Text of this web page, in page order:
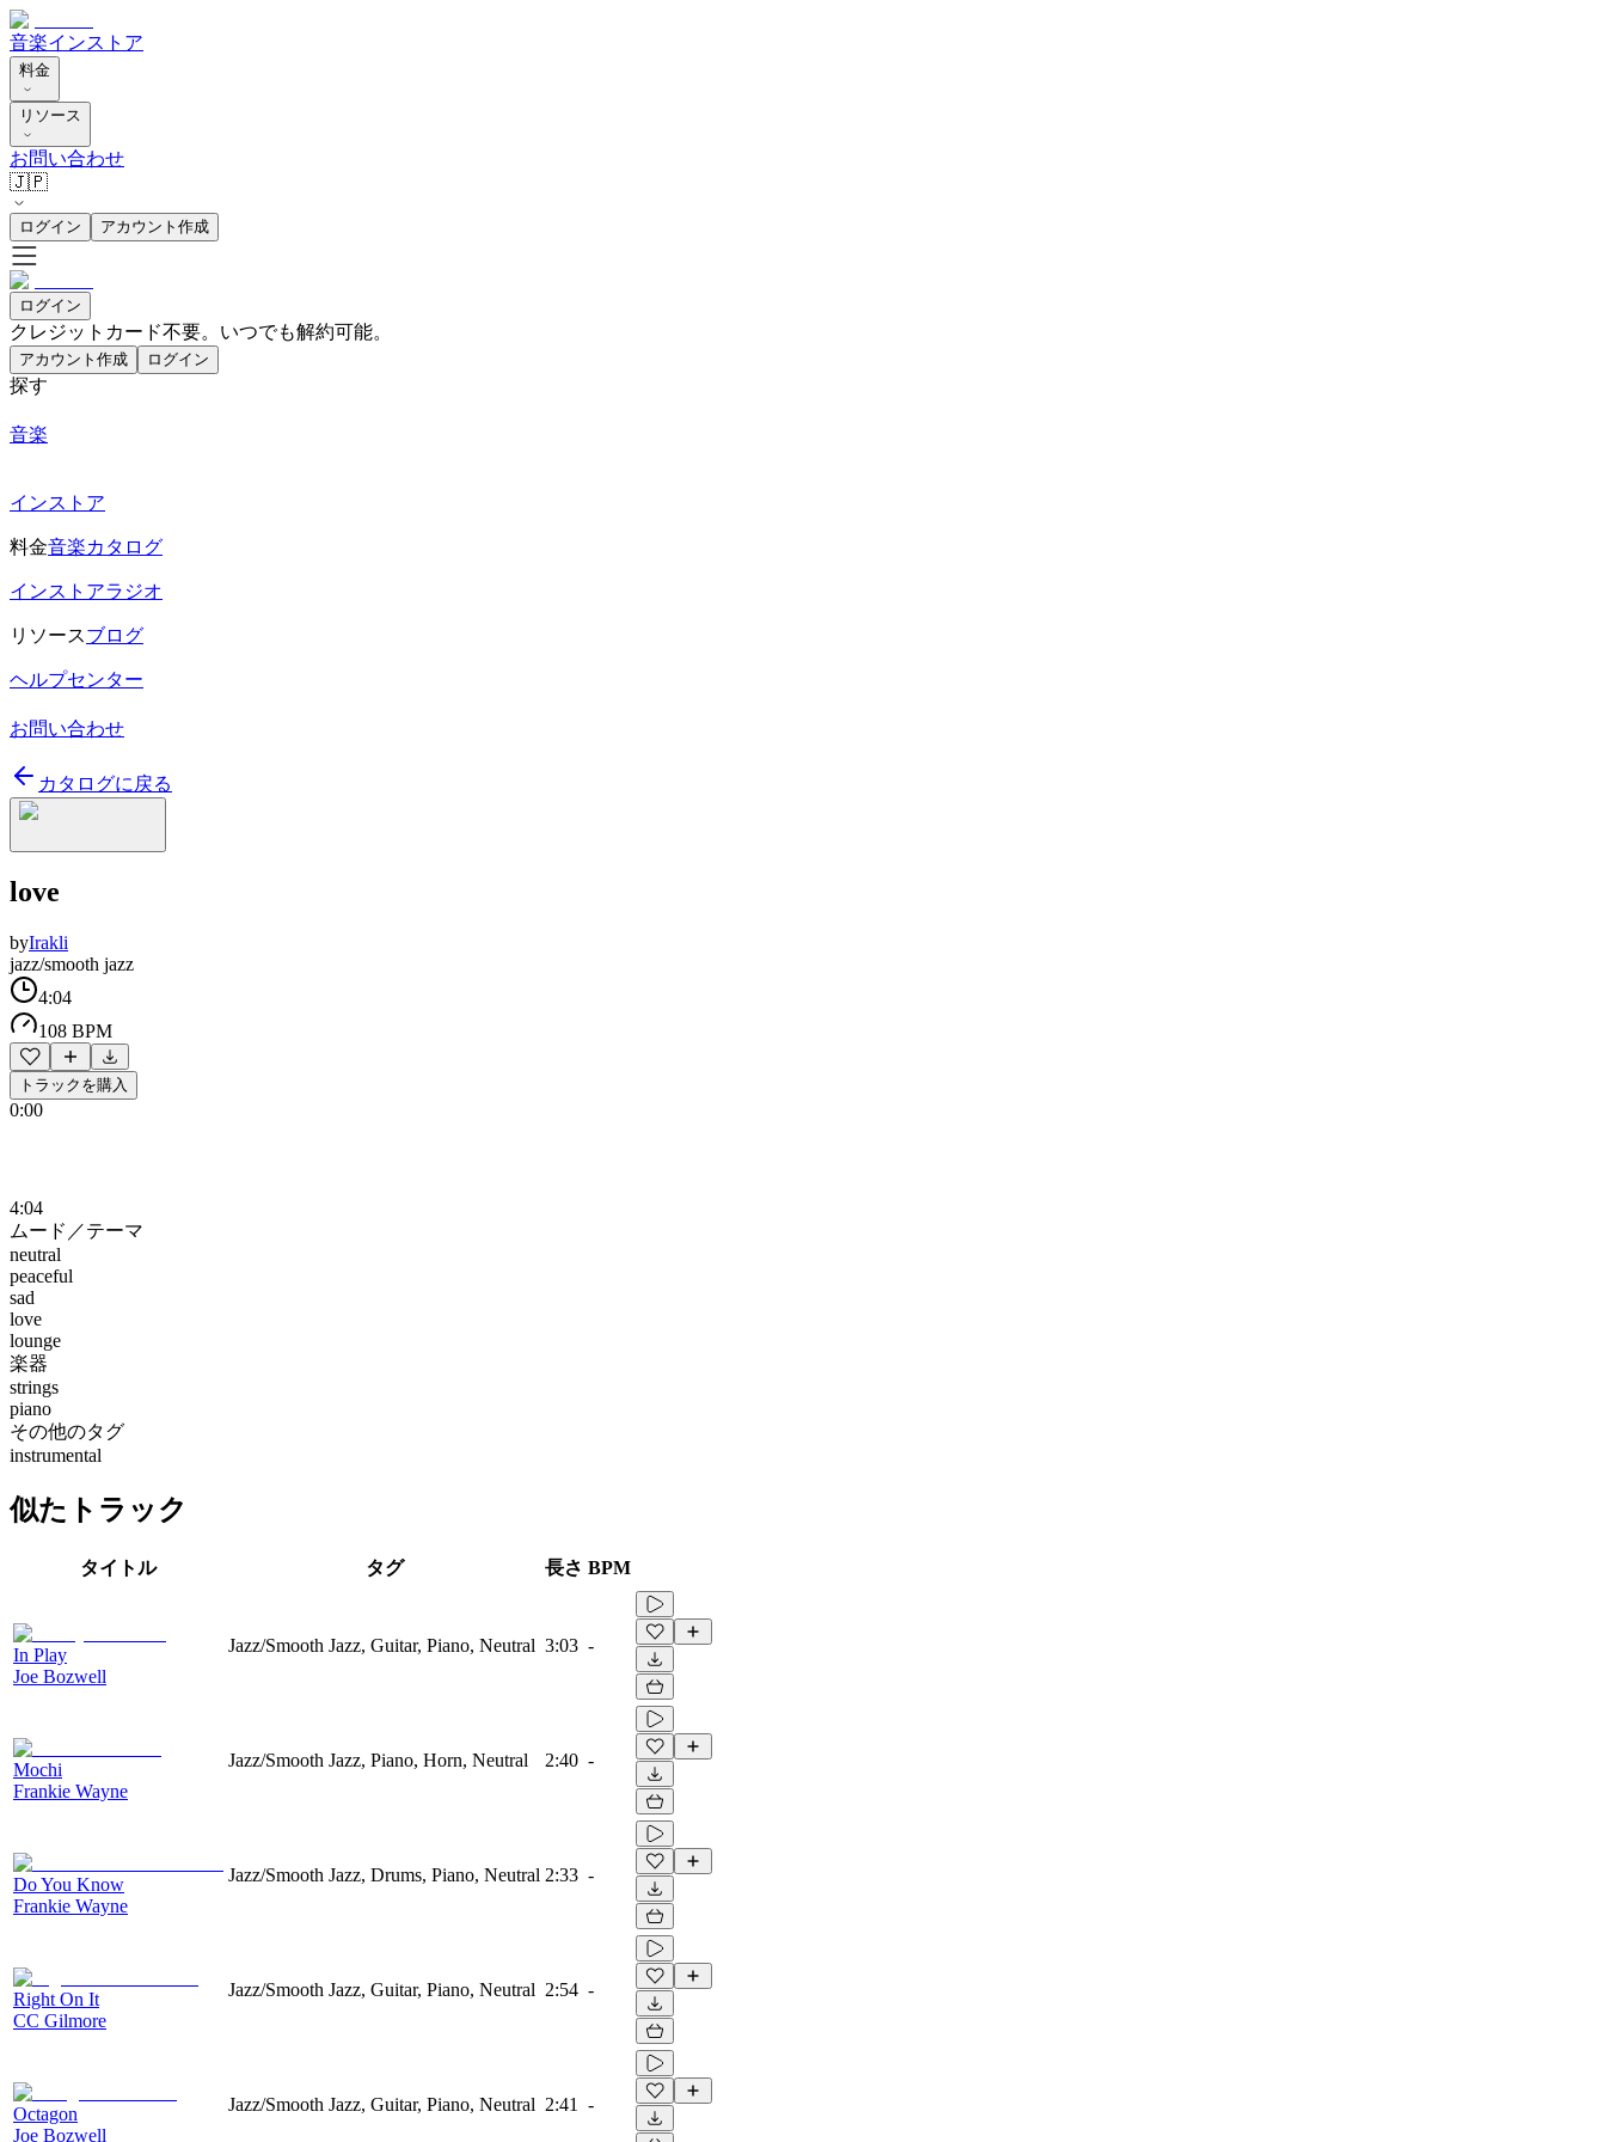
音楽インストア
料金
リソース
お問い合わせ
🇯🇵
ログイン アカウント作成
ログイン
クレジットカード不要。いつでも解約可能。
アカウント作成 ログイン
探す
音楽
インストア
料金音楽カタログ
インストアラジオ
リソースブログ
ヘルプセンター
お問い合わせ
カタログに戻る
love
byIrakli
jazz/smooth jazz
4:04
108 BPM
トラックを購入
0:00
4:04
ムード／テーマ
neutral
peaceful
sad
love
lounge
楽器
strings
piano
その他のタグ
instrumental
似たトラック
タイトル タグ 長さ BPM
In Play
Joe Bozwell
Jazz/Smooth Jazz, Guitar, Piano, Neutral 3:03 -
Mochi
Frankie Wayne
Jazz/Smooth Jazz, Piano, Horn, Neutral 2:40 -
Do You Know
Frankie Wayne
Jazz/Smooth Jazz, Drums, Piano, Neutral 2:33 -
Right On It
CC Gilmore
Jazz/Smooth Jazz, Guitar, Piano, Neutral 2:54 -
Octagon
Joe Bozwell
Jazz/Smooth Jazz, Guitar, Piano, Neutral 2:41 -